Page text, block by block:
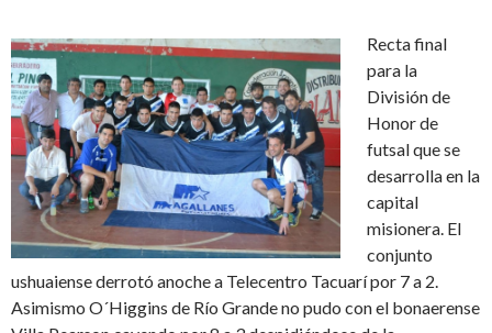
Recta final
para la
División de
Honor de
futsal que se
desarrolla en la
capital
misionera. El
conjunto
ushuaiense derrotó anoche a Telecentro Tacuarí por 7 a 2.
Asimismo O´Higgins de Río Grande no pudo con el bonaerense